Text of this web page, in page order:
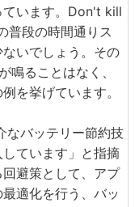
ています。Don't kill
普段の時間通りス
いでしょう。その
鳴ることはなく、
を挙げています。
バッテリー節約技
ています」と指摘
避策として、アプ
適化を行う、バッ